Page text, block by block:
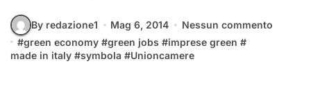
By redazione1 Mag 6, 2014
Nessun commento
#green economy #green jobs #imprese green #
made in italy #symbola #Unioncamere